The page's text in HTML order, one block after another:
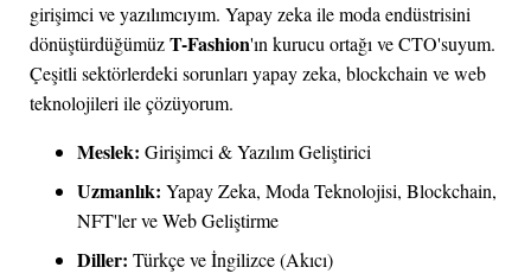
girişimci ve yazılımcıyım. Yapay zeka ile moda endüstrisini
dönüştürdüğümüzT-Fashion'ın kurucu ortağı ve CTO'suyum.
Çeşitli sektörlerdeki sorunları yapay zeka, blockchain ve web
teknolojileri ile çözüyorum.
Meslek: Girişimci & Yazılım Geliştirici
Uzmanlık: Yapay Zeka, Moda Teknolojisi, Blockchain,
NFT'ler ve Web Geliştirme
Diller: Türkçe ve İngilizce (Akıcı)